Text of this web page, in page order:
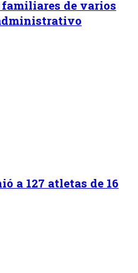
de varios
a 127 atletas de 16